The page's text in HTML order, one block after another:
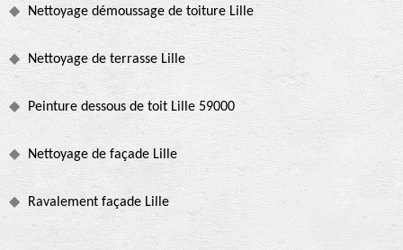
Nettoyage démoussage de toiture Lille
Nettoyage de terrasse Lille
Peinture dessous de toit Lille 59000
Nettoyage de façade Lille
Ravalement façade Lille